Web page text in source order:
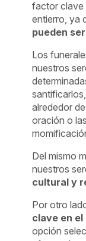
factor clave
entierro, ya
pueden
Los
nuestros
alrededor
oración o
Del mismo
nuestros
cultural y
Por otro
clave en
opción